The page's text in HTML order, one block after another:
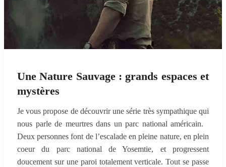
Une Nature Sauvage : grands espaces et
mystères
Je vous propose de découvrir une série très sympathique qui
nous parle de meurtres dans un parc national américain.
Deux personnes font de l’escalade en pleine nature, en plein
coeur du parc national de Yosemtie, et progressent
doucement sur une paroi totalement verticale. Tout se passe